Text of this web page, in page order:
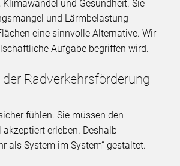
Klimawandel und Gesundheit. Sie
und Lärmbelastung
eine sinnvolle Alternative. Wir
Aufgabe begriffen wird.
Radverkehrsförderung
fühlen. Sie müssen den
erleben. Deshalb
als System im System“ gestaltet.